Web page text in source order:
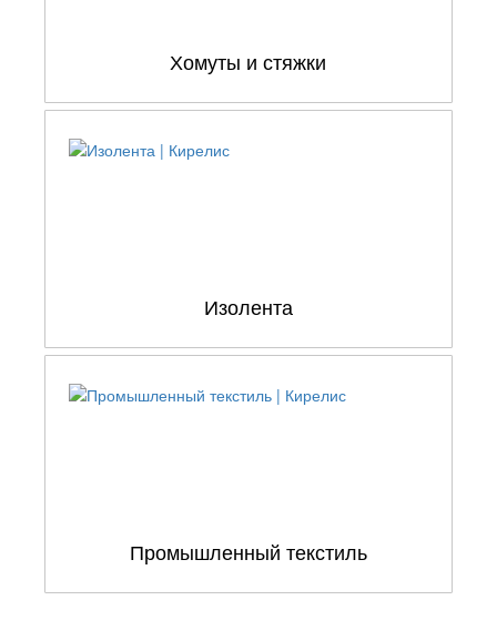
Хомуты и стяжки
Изолента
Промышленный текстиль